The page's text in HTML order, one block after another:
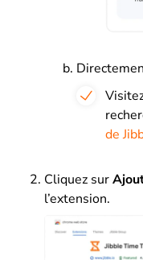
de
Cliquez sur
l’extension.